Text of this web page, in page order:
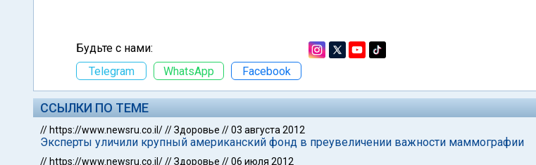
Будьте с нами:
Telegram
WhatsApp Facebook
ССЫЛКИ ПО ТЕМЕ
// https://www.newsru.co.il///Здоровье //03 августа 2012
Эксперты уличили крупный американский фонд в преувеличении важности маммографии
// https://www.newsru.co.il///Здоровье //06 июля 2012